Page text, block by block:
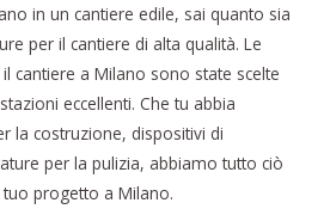
in un cantiere edile, sai quanto sia
per il cantiere di alta qualità. Le
cantiere a Milano sono state scelte
eccellenti. Che tu abbia
la costruzione, dispositivi di
per la pulizia, abbiamo tutto ciò
progetto a Milano.